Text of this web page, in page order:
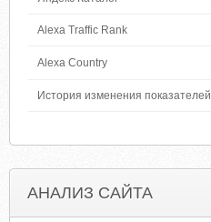
Alexa Traffic Rank
Alexa Country
История изменения показателей
АНАЛИЗ САЙТА